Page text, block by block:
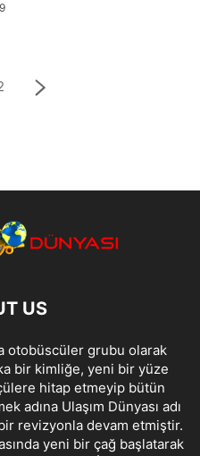
US
otobüscüler grubu olarak
bir kimliğe, yeni bir yüze
hitap etmeyip bütün
adına Ulaşım Dünyası adı
revizyonla devam etmiştir.
yeni bir çağ başlatarak